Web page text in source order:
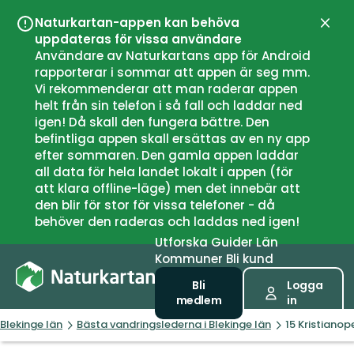
Naturkartan-appen kan behöva
uppdateras för vissa användare
Användare av Naturkartans app för Android
rapporterar i sommar att appen är seg mm.
Vi rekommenderar att man raderar appen
helt från sin telefon i så fall och laddar ned
igen! Då skall den fungera bättre. Den
befintliga appen skall ersättas av en ny app
efter sommaren. Den gamla appen laddar
all data för hela landet lokalt i appen (för
att klara offline-läge) men det innebär att
den blir för stor för vissa telefoner - då
behöver den raderas och laddas ned igen!
UtforskaGuiderLän
Kommuner Bli kund
Bli
medlem
Logga
in
Blekinge län Bästa vandringslederna i Blekinge län 15